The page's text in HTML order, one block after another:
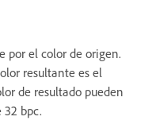
por el color de origen.
resultante es el
de resultado pueden
32 bpc.